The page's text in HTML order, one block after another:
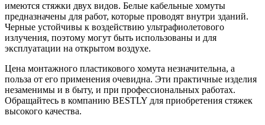
имеются стяжки двух видов. Белые кабельные хомуты
предназначены для работ, которые проводят внутри зданий.
Черные устойчивы к воздействию ультрафиолетового
излучения, поэтому могут быть использованы и для
эксплуатации на открытом воздухе.
Цена монтажного пластикового хомута незначительна, а
польза от его применения очевидна. Эти практичные изделия
незаменимы и в быту, и при профессиональных работах.
Обращайтесь в компанию BESTLY для приобретения стяжек
высокого качества.